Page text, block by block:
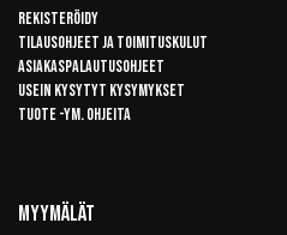
Rekisteröidy
Tilausohjeet ja toimituskulut
Asiakaspalautusohjeet
Usein kysytyt kysymykset
Tuote -ym. ohjeita
Myymälät